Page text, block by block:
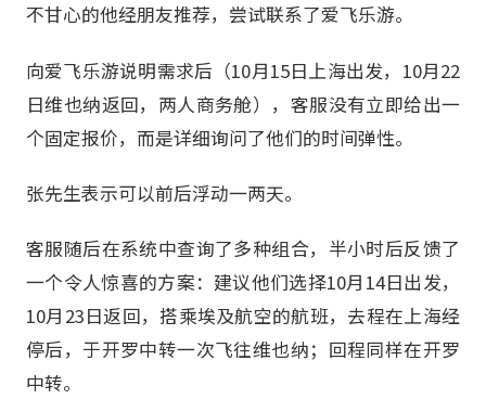
不甘心的他经朋友推荐，尝试联系了爱飞乐游。
向爱飞乐游说明需求后（10月15日上海出发，10月22
日维也纳返回，两人商务舱），客服没有立即给出一
个固定报价，而是详细询问了他们的时间弹性。
张先生表示可以前后浮动一两天。
客服随后在系统中查询了多种组合，半小时后反馈了
一个令人惊喜的方案：建议他们选择10月14日出发，
10月23日返回，搭乘埃及航空的航班，去程在上海经
停后，于开罗中转一次飞往维也纳；回程同样在开罗
中转。